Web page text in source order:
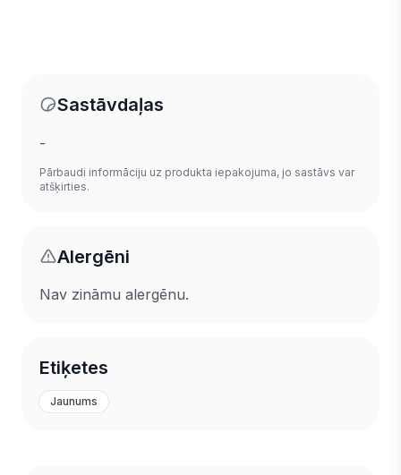
Sastāvdaļas
-
Pārbaudi informāciju uz produkta iepakojuma, jo sastāvs var
atšķirties.
Alergēni
Nav zināmu alergēnu.
Etiķetes
Jaunums